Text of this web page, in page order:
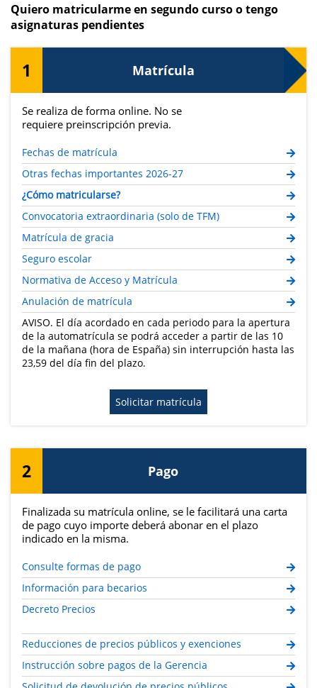
Quiero matricularme en segundo curso o tengo
asignaturas pendientes
1 Matrícula
Se realiza de forma online. No se
requiere preinscripción previa.
Fechas de matrícula
Otras fechas importantes 2026-27
¿Cómo matricularse?
Convocatoria extraordinaria (solo de TFM)
Matrícula de gracia
Seguro escolar
Normativa de Acceso y Matrícula
Anulación de matrícula
AVISO. El día acordado en cada periodo para la apertura
de la automatrícula se podrá acceder a partir de las 10
de la mañana (hora de España) sin interrupción hasta las
23,59 del día fin del plazo.
Solicitar matrícula
2 Pago
Finalizada su matrícula online, se le facilitará una carta
de pago cuyo importe deberá abonar en el plazo
indicado en la misma.
Consulte formas de pago
Información para becarios
Decreto Precios
Reducciones de precios públicos y exenciones
Instrucción sobre pagos de la Gerencia